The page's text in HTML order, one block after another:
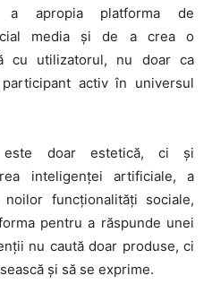
apropia platforma de
media și de a crea o
cu utilizatorul, nu doar ca
activ în universul
este doar estetică, ci și
inteligenței artificiale, a
funcționalități sociale,
pentru a răspunde unei
nu caută doar produse, ci
și să se exprime.